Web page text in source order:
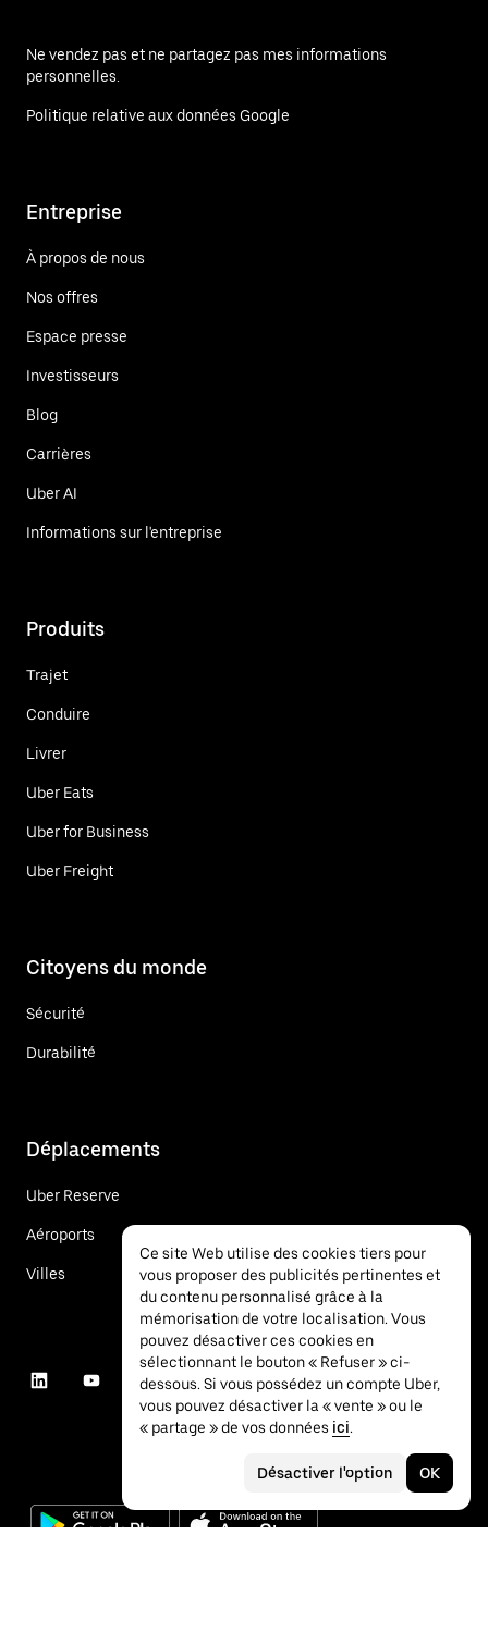
Ne vendez pas et ne partagez pas mes informations
personnelles.
Politique relative aux données Google
Entreprise
À propos de nous
Nos offres
Espace presse
Investisseurs
Blog
Carrières
Uber AI
Informations sur l'entreprise
Produits
Trajet
Conduire
Livrer
Uber Eats
Uber for Business
Uber Freight
Citoyens du monde
Sécurité
Durabilité
Déplacements
Uber Reserve
Aéroports
Villes
Ce site Web utilise des cookies tiers pour
vous proposer des publicités pertinentes et
du contenu personnalisé grâce à la
mémorisation de votre localisation. Vous
pouvez désactiver ces cookies en
sélectionnant le bouton « Refuser » ci-
dessous. Si vous possédez un compte Uber,
vous pouvez désactiver la « vente » ou le
« partage » de vos données ici.
Désactiver l'option OK